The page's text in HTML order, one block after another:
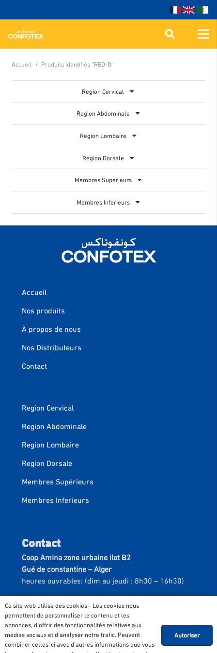
Accueil / Produits identifiés “RED-D”
Region Cervical
Region Abdominale
Region Lombaire
Region Dorsale
Membres Supérieurs
Membres Inferieurs
Accueil
Nos produits
À propos de nous
Nos Distributeurs
Contact
Region Cervical
Region Abdominale
Region Lombaire
Region Dorsale
Membres Supérieurs
Membres Inferieurs
Contact
Coop Amina zone urbaine ilot B2
Gué de constantine – Alger
heures ouvrables: (dim au jeudi : 8h30 – 16h30)
Email :
contact@confotex.com
Ce site web utilise des cookies - Les cookies nous
permettent de personnaliser le contenu et les
annonces, d'offrir des fonctionnalités relatives aux
médias sociaux et d'analyser notre trafic. Peuvent
combiner celles-ci avec d'autres informations que vous
Autoriser